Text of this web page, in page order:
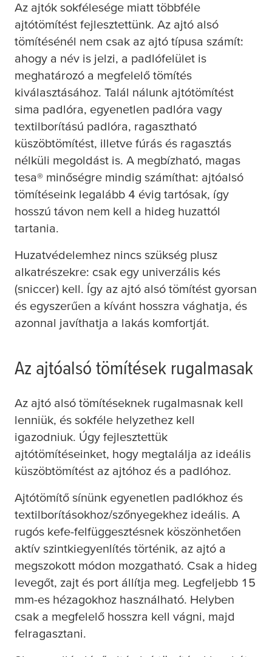
Az ajtók sokfélesége miatt többféle
ajtótömítést fejlesztettünk. Az ajtó alsó
tömítésénél nem csak az ajtó típusa számít:
ahogy a név is jelzi, a padlófelület is
meghatározó a megfelelő tömítés
kiválasztásához. Talál nálunk ajtótömítést
sima padlóra, egyenetlen padlóra vagy
textilborítású padlóra, ragasztható
küszöbtömítést, illetve fúrás és ragasztás
nélküli megoldást is. A megbízható, magas
tesa® minőségre mindig számíthat: ajtóalsó
tömítéseink legalább 4 évig tartósak, így
hosszú távon nem kell a hideg huzattól
tartania.
Huzatvédelemhez nincs szükség plusz
alkatrészekre: csak egy univerzális kés
(sniccer) kell. Így az ajtó alsó tömítést gyorsan
és egyszerűen a kívánt hosszra vághatja, és
azonnal javíthatja a lakás komfortját.
Az ajtóalsó tömítések rugalmasak
Az ajtó alsó tömítéseknek rugalmasnak kell
lenniük, és sokféle helyzethez kell
igazodniuk. Úgy fejlesztettük
ajtótömítéseinket, hogy megtalálja az ideális
küszöbtömítést az ajtóhoz és a padlóhoz.
Ajtótömítő sínünk egyenetlen padlókhoz és
textilborításokhoz/szőnyegekhez ideális. A
rugós kefe-felfüggesztésnek köszönhetően
aktív szintkiegyenlítés történik, az ajtó a
megszokott módon mozgatható. Csak a hideg
levegőt, zajt és port állítja meg. Legfeljebb 15
mm-es hézagokhoz használható. Helyben
csak a megfelelő hosszra kell vágni, majd
felragasztani.